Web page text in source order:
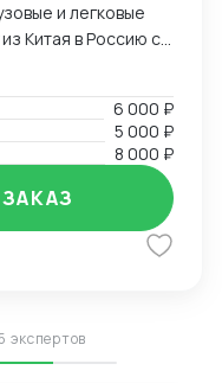
и легковые
Китая в Россию со
под ключ.
в
а также
онлайн
1688, Meituan,
наладить
с китайской
товаров
6 000 ₽
5 000 ₽
8 000 ₽
экспертов